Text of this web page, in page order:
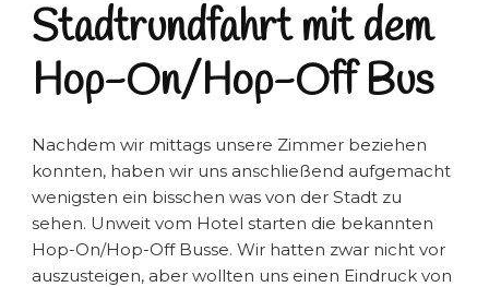
Stadtrundfahrt mit dem
Hop-On/Hop-Off Bus
Nachdem wir mittags unsere Zimmer beziehen
konnten, haben wir uns anschließend aufgemacht
wenigsten ein bisschen was von der Stadt zu
sehen. Unweit vom Hotel starten die bekannten
Hop-On/Hop-Off Busse. Wir hatten zwar nicht vor
auszusteigen, aber wollten uns einen Eindruck von